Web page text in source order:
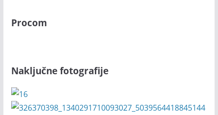
Procom
Naključne fotografije